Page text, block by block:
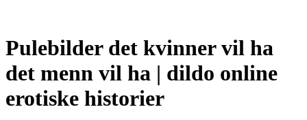
Pulebilder det kvinner vil ha
det menn vil ha | dildo online
erotiske historier